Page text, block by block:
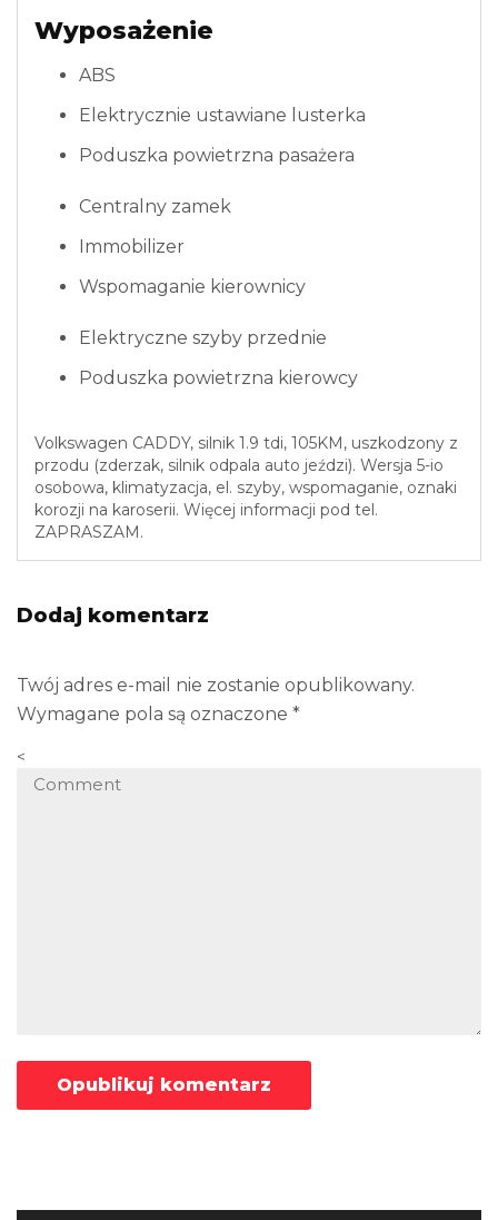
Wyposażenie
ABS
Elektrycznie ustawiane lusterka
Poduszka powietrzna pasażera
Centralny zamek
Immobilizer
Wspomaganie kierownicy
Elektryczne szyby przednie
Poduszka powietrzna kierowcy
Volkswagen CADDY, silnik 1.9 tdi, 105KM, uszkodzony z
przodu (zderzak, silnik odpala auto jeździ). Wersja 5-io
osobowa, klimatyzacja, el. szyby, wspomaganie, oznaki
korozji na karoserii. Więcej informacji pod tel.
ZAPRASZAM.
Dodaj komentarz
Twój adres e-mail nie zostanie opublikowany.
Wymagane pola są oznaczone *
<